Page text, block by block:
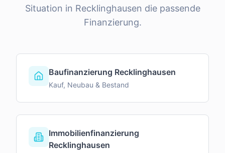
Situation in Recklinghausen die passende
Finanzierung.
Baufinanzierung Recklinghausen
Kauf, Neubau & Bestand
Immobilienfinanzierung
Recklinghausen